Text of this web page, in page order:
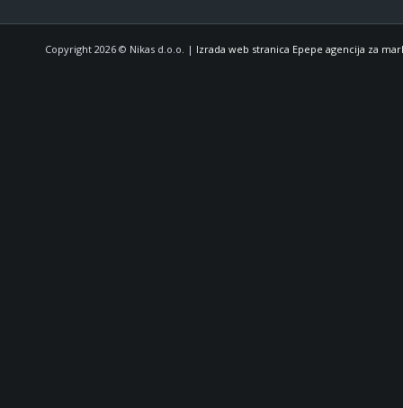
Copyright 2026 © Nikas d.o.o. | Izrada web stranica Epepe agencija za